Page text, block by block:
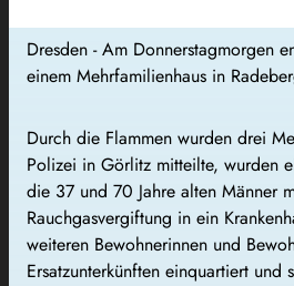
Dresden - Am Donnerstagmorgen
einem Mehrfamilienhaus in
Durch die Flammen wurden drei
Polizei in Görlitz mitteilte, wurden
die 37 und 70 Jahre alten Männer
Rauchgasvergiftung in ein
weiteren Bewohnerinnen und
Ersatzunterkünften einquartiert und